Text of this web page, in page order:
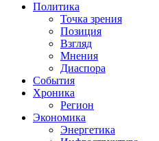
Политика
Точка зрения
Позиция
Взгляд
Мнения
Диаспора
События
Хроника
Регион
Экономика
Энергетика